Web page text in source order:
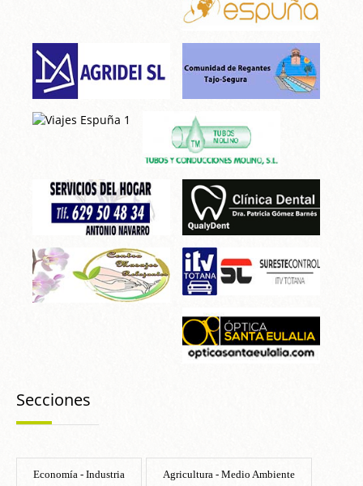
Secciones
Economía - Industria Agricultura - Medio Ambiente